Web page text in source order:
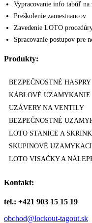
Vypracovanie info tabúľ na
Preškolenie zamestnancov
Zavedenie LOTO
Spracovanie postupov pre
Produkty:
BEZPEČNOSTNÉ HASPRY
KÁBLOVÉ UZAMYKANIE
UZÁVERY NA VENTILY
BEZPEČNOSTNÉ
LOTO STANICE A
SKUPINOVÉ
LOTO VISAČKY A
Kontakt:
tel.: +421 903 15 15 19
obchod@lockout-tagout.sk